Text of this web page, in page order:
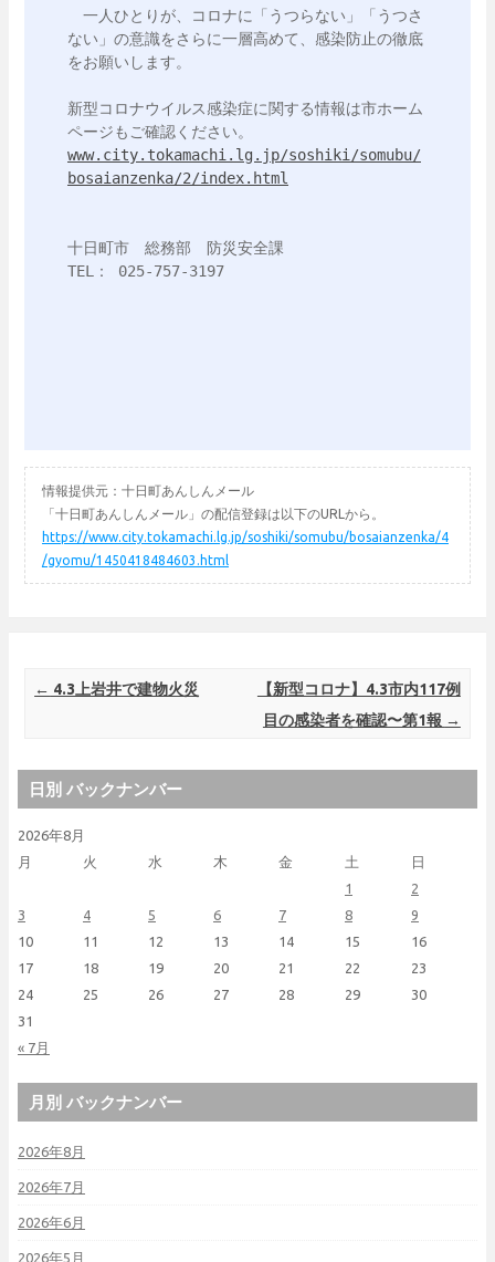
一人ひとりが、コロナに「うつらない」「うつさ
ない」の意識をさらに一層高めて、感染防止の徹底
をお願いします。
新型コロナウイルス感染症に関する情報は市ホーム
www.city.tokamachi.lg.jp/soshiki/somubu/
bosaianzenka/2/index.html
十日町市　総務部　防災安全課
TEL： 025-757-3197
情報提供元：十日町あんしんメール
「十日町あんしんメール」の配信登録は以下のURLから。
https://www.city.tokamachi.lg.jp/soshiki/somubu/bosaianzenka/4
/gyomu/1450418484603.html
Post navigation
← 4.3上岩井で建物火災
【新型コロナ】4.3市内117例
目の感染者を確認〜第1報 →
日別 バックナンバー
2026年8月
月
火 水 木 金 土 日
« 7月
1
2
3
4 5 6 7 8
9
10
11 12 13 14 15
16
17
18 19 20 21 22
23
24
25 26 27 28 29
30
31
月別 バックナンバー
2026年8月
2026年7月
2026年6月
2026年5月